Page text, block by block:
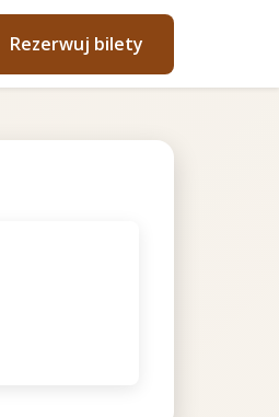
Rezerwuj bilety